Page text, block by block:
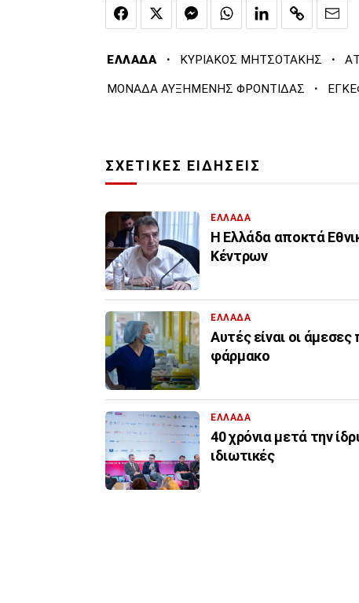
ΕΛΛΑΔΑ · ΚΥΡΙΑΚΟΣ ΜΗΤΣΟΤΑΚΗΣ ·
ΜΟΝΑΔΑ ΑΥΞΗΜΕΝΗΣ ΦΡΟΝΤΙΔΑΣ ·
ΣΧΕΤΙΚΕΣ ΕΙΔΗΣΕΙΣ
ΕΛΛΑΔΑ
Η Ελλάδα αποκτά
Κέντρων
ΕΛΛΑΔΑ
Αυτές είναι οι
φάρμακο
ΕΛΛΑΔΑ
40 χρόνια μετά την
ιδιωτικές